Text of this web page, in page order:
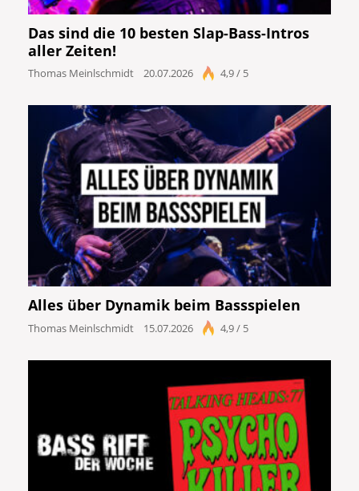
Das sind die 10 besten Slap-Bass-Intros
aller Zeiten!
Thomas Meinlschmidt 20.07.2026 4,9 / 5
Alles über Dynamik beim Bassspielen
Thomas Meinlschmidt 15.07.2026 4,9 / 5